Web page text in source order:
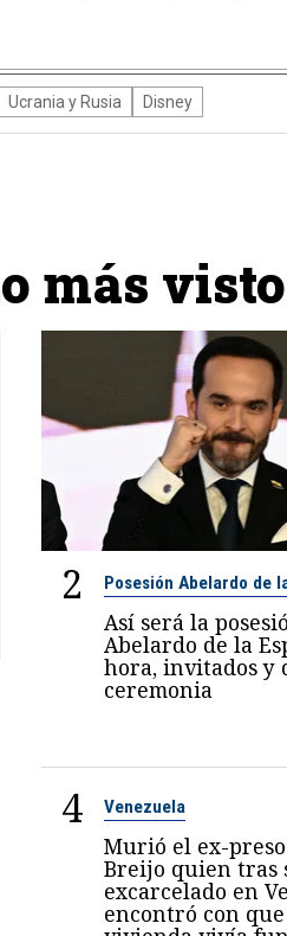
Ucrania y Rusia Disney
más visto
2 Posesión Abelardo de
Así será la
Abelardo de la
hora, invitados y
ceremonia
4 Venezuela
Murió el ex-
Breijo quien tras
excarcelado en
encontró con